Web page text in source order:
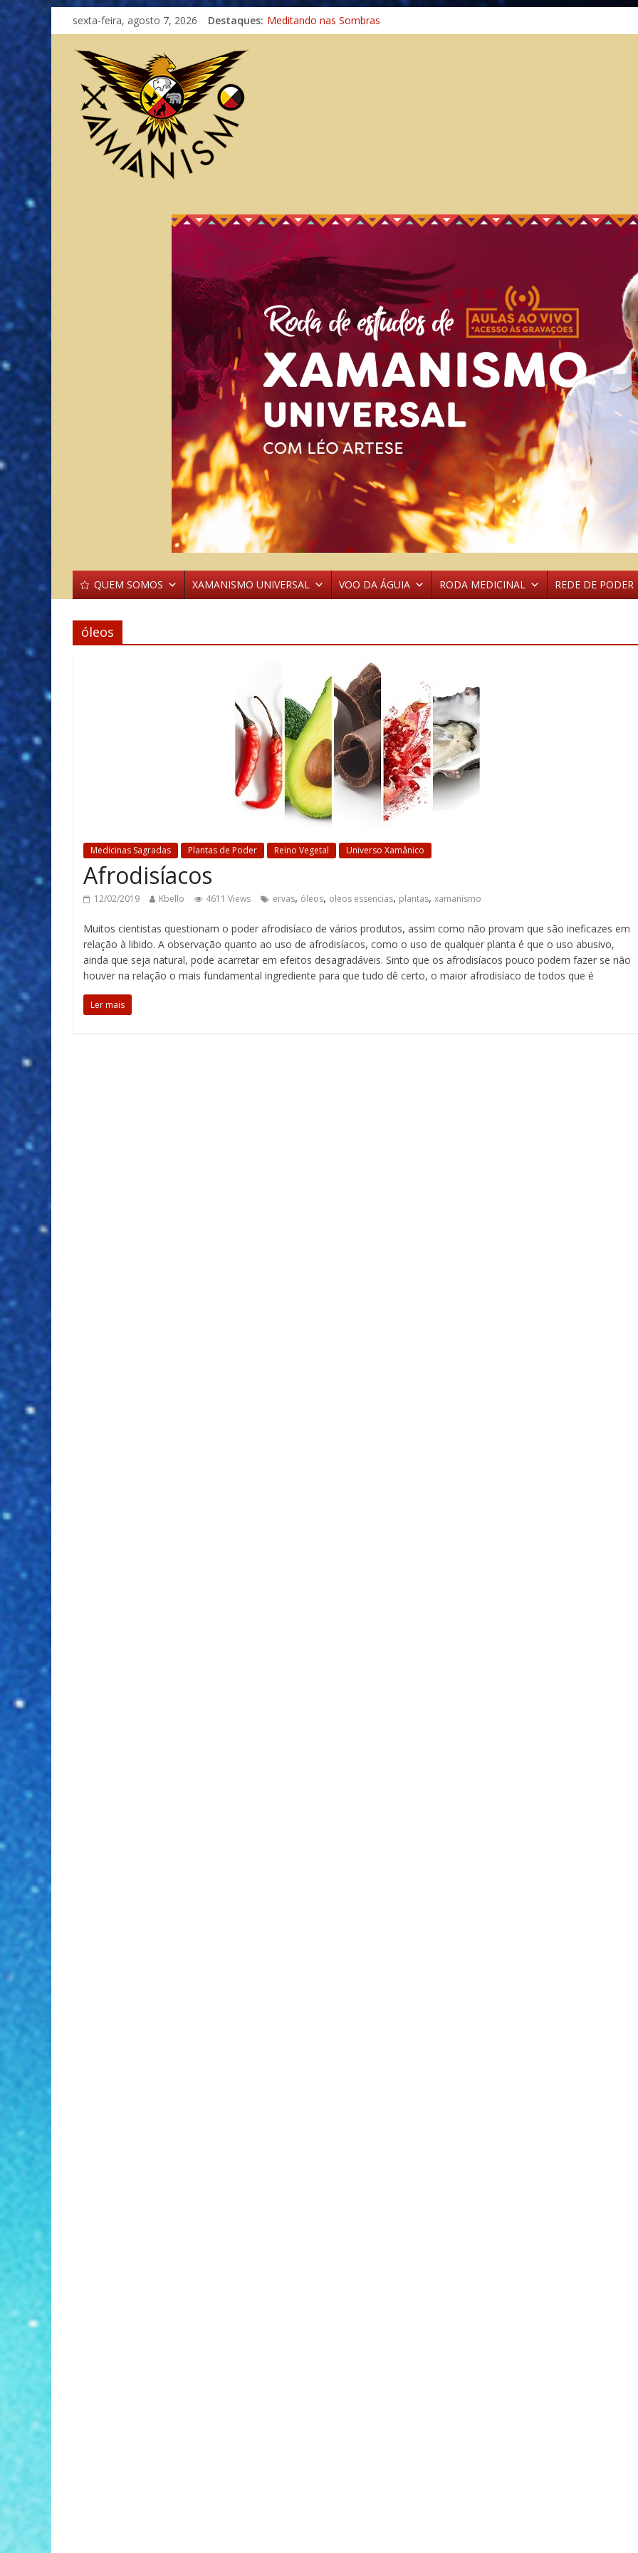
sexta-feira, agosto 7, 2026 Destaques: Imaginação na Cura
QUEM SOMOS XAMANISMO UNIVERSAL VOO DA ÁGUIA RODA MEDICINAL REDE DE PODER
óleos
Medicinas Sagradas Plantas de Poder Reino Vegetal Universo Xamânico
Afrodisíacos
12/02/2019 Kbello 4611 Views ervas, óleos, oleos essencias, plantas, xamanismo
Muitos cientistas questionam o poder afrodisíaco de vários produtos, assim como não provam que são ineficazes em
relação à libido. A observação quanto ao uso de afrodisíacos, como o uso de qualquer planta é que o uso abusivo,
ainda que seja natural, pode acarretar em efeitos desagradáveis. Sinto que os afrodisíacos pouco podem fazer se não
houver na relação o mais fundamental ingrediente para que tudo dê certo, o maior afrodisíaco de todos que é
Ler mais